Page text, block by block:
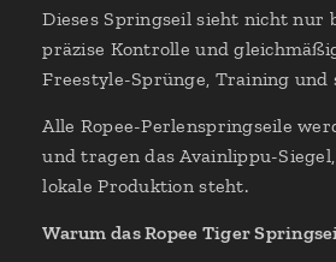
Dieses Springseil sieht nicht nur
präzise Kontrolle und
Freestyle-Sprünge, Training und
Alle Ropee-Perlenspringseile
und tragen das Avainlippu-
lokale Produktion steht.
Warum das Ropee Tiger